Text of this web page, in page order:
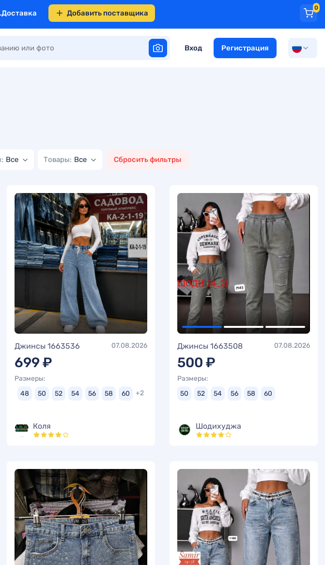
Добавить поставщика
0
Вход Регистрация
Все Товары: Все Сбросить фильтры
Джинсы 1663536 07.08.2026
699 ₽
Размеры:
+2
48 50 52 54 56 58 60
Коля
Джинсы 1663508 07.08.2026
500 ₽
Размеры:
50
52 54 56 58 60
Шодихуджа